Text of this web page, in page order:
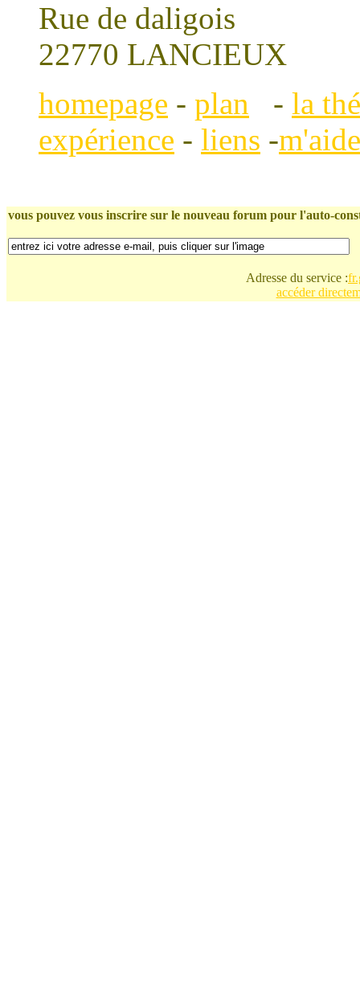
Rue de daligois
22770 LANCIEUX
homepage - plan - la
expérience - liens -
vous pouvez vous inscrire sur le nouveau forum pour l'auto-
Adresse du service :
accéder